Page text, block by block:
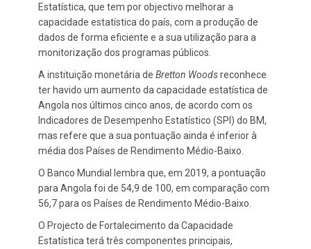
Estatística, que tem por objectivo melhorar a
capacidade estatística do país, com a produção de
dados de forma eficiente e a sua utilização para a
monitorização dos programas públicos.
A instituição monetária de Bretton Woodsreconhece
ter havido um aumento da capacidade estatística de
Angola nos últimos cinco anos, de acordo com os
Indicadores de Desempenho Estatístico (SPI) do BM,
mas refere que a sua pontuação ainda é inferior à
média dos Países de Rendimento Médio-Baixo.
O Banco Mundial lembra que, em 2019, a pontuação
para Angola foi de 54,9 de 100, em comparação com
56,7 para os Países de Rendimento Médio-Baixo.
O Projecto de Fortalecimento da Capacidade
Estatística terá três componentes principais,